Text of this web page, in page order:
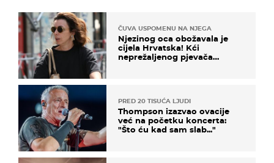
ČUVA USPOMENU NA NJEGA
Njezinog oca obožavala je
cijela Hrvatska! Kći
neprežaljenog pjevača
PRED 20 TISUĆA LJUDI
Thompson izazvao ovacije
već na početku koncerta:
"Što ću kad sam slab..."